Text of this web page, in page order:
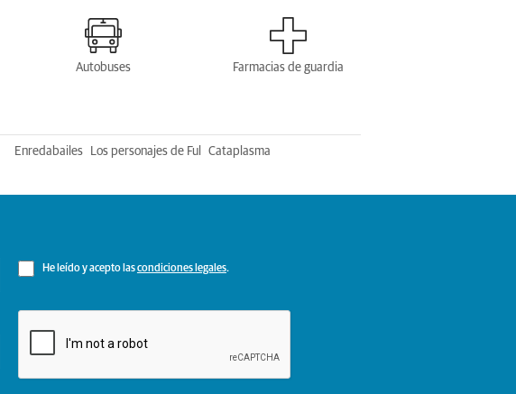
Autobuses Farmacias de guardia
Enredabailes Los personajes de Ful Cataplasma
He leído y acepto lascondiciones legales.